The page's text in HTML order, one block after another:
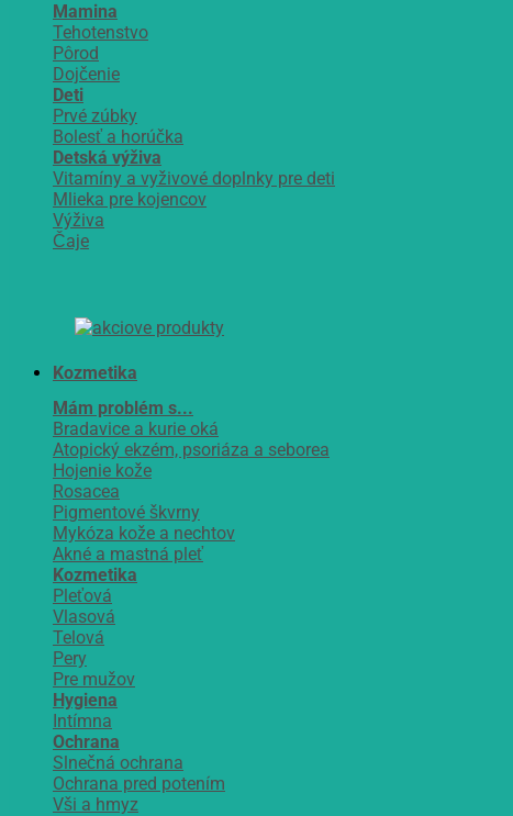
Mamina
Tehotenstvo
Pôrod
Dojčenie
Deti
Prvé zúbky
Bolesť a horúčka
Detská výživa
Vitamíny a vyživové doplnky pre deti
Mlieka pre kojencov
Výživa
Čaje
Kozmetika
Mám problém s...
Bradavice a kurie oká
Atopický ekzém, psoriáza a seborea
Hojenie kože
Rosacea
Pigmentové škvrny
Mykóza kože a nechtov
Akné a mastná pleť
Kozmetika
Pleťová
Vlasová
Telová
Pery
Pre mužov
Hygiena
Intímna
Ochrana
Slnečná ochrana
Ochrana pred potením
Vši a hmyz